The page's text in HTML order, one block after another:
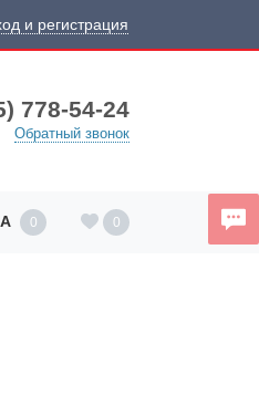
и регистрация
778-54-24
Обратный звонок
0 0